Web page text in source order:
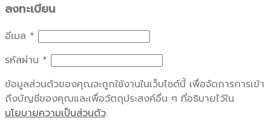
ลงทะเบียน
อีเมล *
รหัสผ่าน *
ข้อมูลส่วนตัวของคุณจะถูกใช้งานในเว็บไซต์นี้ เพื่อจัดการการเข้า
ถึงบัญชีของคุณและเพื่อวัตถุประสงค์อื่น ๆ ที่อธิบายไว้ใน
นโยบายความเป็นส่วนตัว.